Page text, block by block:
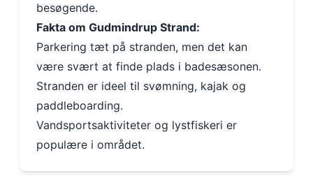
besøgende.
Fakta om Gudmindrup Strand:
Parkering tæt på stranden, men det kan
være svært at finde plads i badesæsonen.
Stranden er ideel til svømning, kajak og
paddleboarding.
Vandsportsaktiviteter og lystfiskeri er
populære i området.